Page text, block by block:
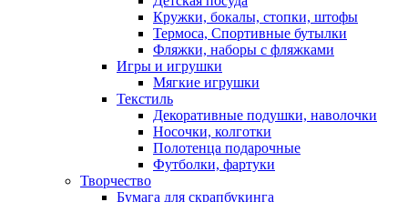
Кружки, бокалы, стопки, штофы
Термоса, Спортивные бутылки
Фляжки, наборы с фляжками
Игры и игрушки
Мягкие игрушки
Текстиль
Декоративные подушки, наволочки
Носочки, колготки
Полотенца подарочные
Футболки, фартуки
Творчество
Бумага для скрапбукинга